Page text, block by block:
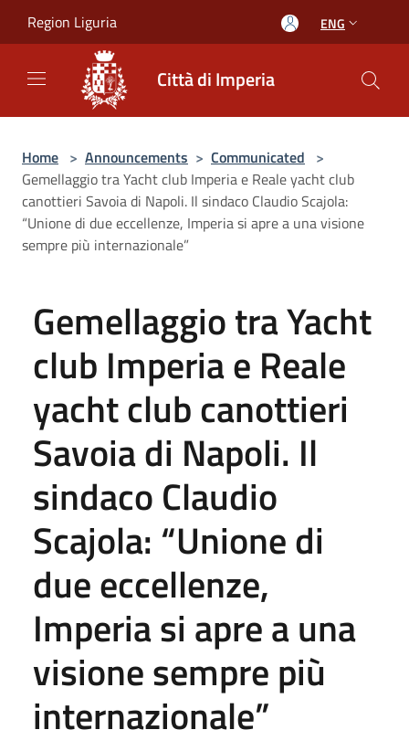
Region Liguria ENG
Città di Imperia
Home > Announcements > Communicated >
Gemellaggio tra Yacht club Imperia e Reale yacht club
canottieri Savoia di Napoli. Il sindaco Claudio Scajola:
“Unione di due eccellenze, Imperia si apre a una visione
sempre più internazionale”
Gemellaggio tra Yacht
club Imperia e Reale
yacht club canottieri
Savoia di Napoli. Il
sindaco Claudio
Scajola: “Unione di
due eccellenze,
Imperia si apre a una
visione sempre più
internazionale”